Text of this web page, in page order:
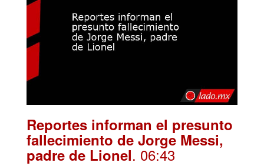
Reportes informan el presunto
fallecimiento de Jorge Messi,
padre de Lionel. 06:43